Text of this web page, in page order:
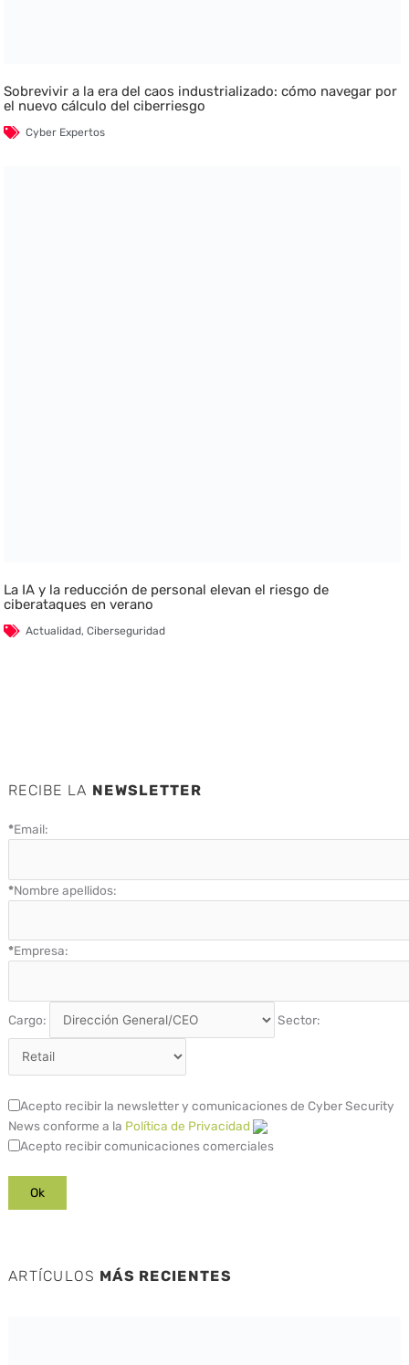
Sobrevivir a la era del caos industrializado: cómo navegar por
el nuevo cálculo del ciberriesgo
Cyber Expertos
La IA y la reducción de personal elevan el riesgo de
ciberataques en verano
Actualidad,Ciberseguridad
RECIBE LA NEWSLETTER
*Email:
*Nombre apellidos:
*Empresa:
Cargo: Sector:
Acepto recibir la newsletter y comunicaciones de Cyber Security
News conforme a la Política de Privacidad
Acepto recibir comunicaciones comerciales
ARTÍCULOS MÁS RECIENTES